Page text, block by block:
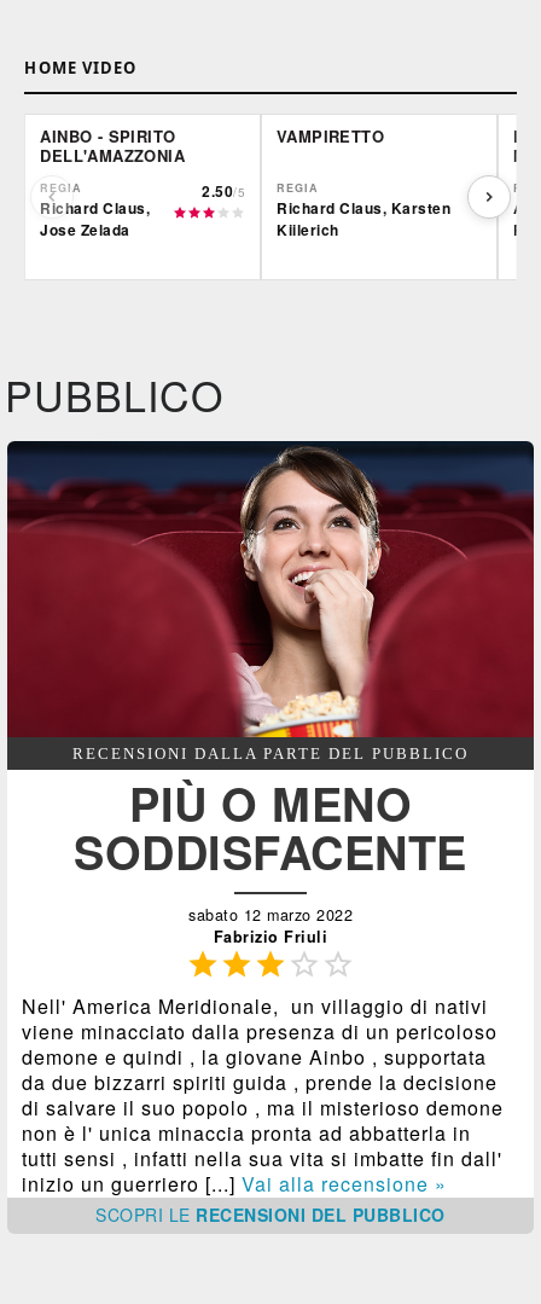
HOME VIDEO
AINBO - SPIRITO
DELL'AMAZZONIA
REGIA
Richard Claus,
Jose Zelada
2.50/5
VAMPIRETTO
REGIA
Richard Claus, Karsten
Kiilerich
LE
PUBBLICO
RECENSIONI DALLA PARTE DEL PUBBLICO
PIÙ O MENO
SODDISFACENTE
sabato 12 marzo 2022
Fabrizio Friuli
 
Nell' America Meridionale, un villaggio di nativi
viene minacciato dalla presenza di un pericoloso
demone e quindi , la giovane Ainbo , supportata
da due bizzarri spiriti guida , prende la decisione
di salvare il suo popolo , ma il misterioso demone
non è l' unica minaccia pronta ad abbatterla in
tutti sensi , infatti nella sua vita si imbatte fin dall'
inizio un guerriero [...]Vai alla recensione »
SCOPRI LE RECENSIONI DEL PUBBLICO